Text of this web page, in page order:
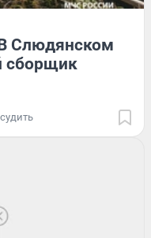
Слюдянском
сборщик